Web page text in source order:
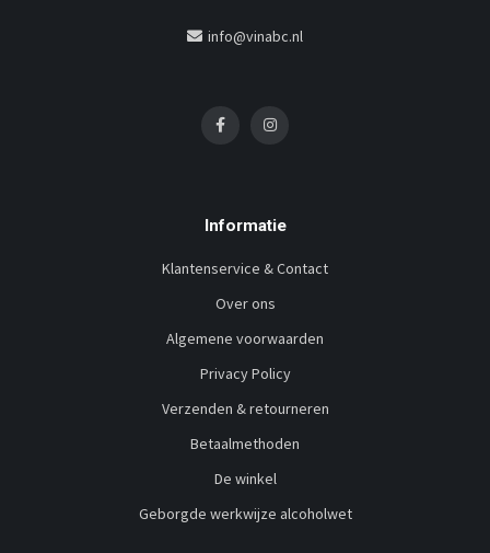
info@vinabc.nl
Informatie
Klantenservice & Contact
Over ons
Algemene voorwaarden
Privacy Policy
Verzenden & retourneren
Betaalmethoden
De winkel
Geborgde werkwijze alcoholwet